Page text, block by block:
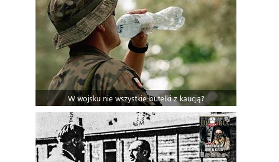
W wojsku nie wszystkie butelki z kaucją?